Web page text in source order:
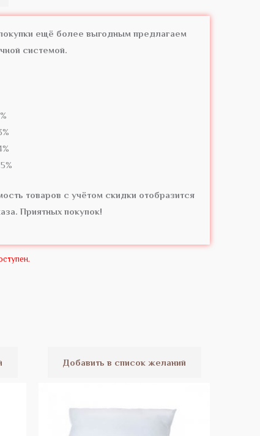
ещё более выгодным предлагаем
системой.
товаров с учётом скидки отобразится
Приятных покупок!
Добавить в список желаний